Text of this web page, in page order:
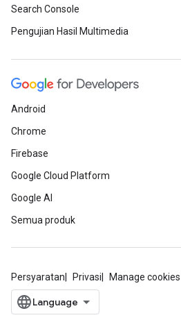
Search Console
Pengujian Hasil Multimedia
Android
Chrome
Firebase
Google Cloud Platform
Google AI
Semua produk
Persyaratan Privasi Manage cookies